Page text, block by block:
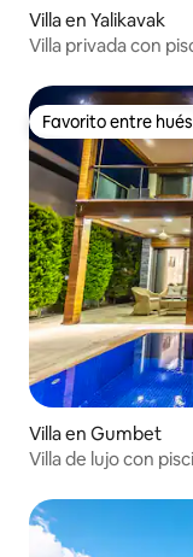
Villa en Yalikavak
Villa privada con
Favorito entre
Favorito entre
Villa en Gumbet
Villa de lujo con